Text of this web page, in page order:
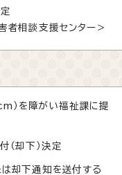
者相談支援センター＞
）を障がい福祉課に提
（却下）決定
却下通知を送付する